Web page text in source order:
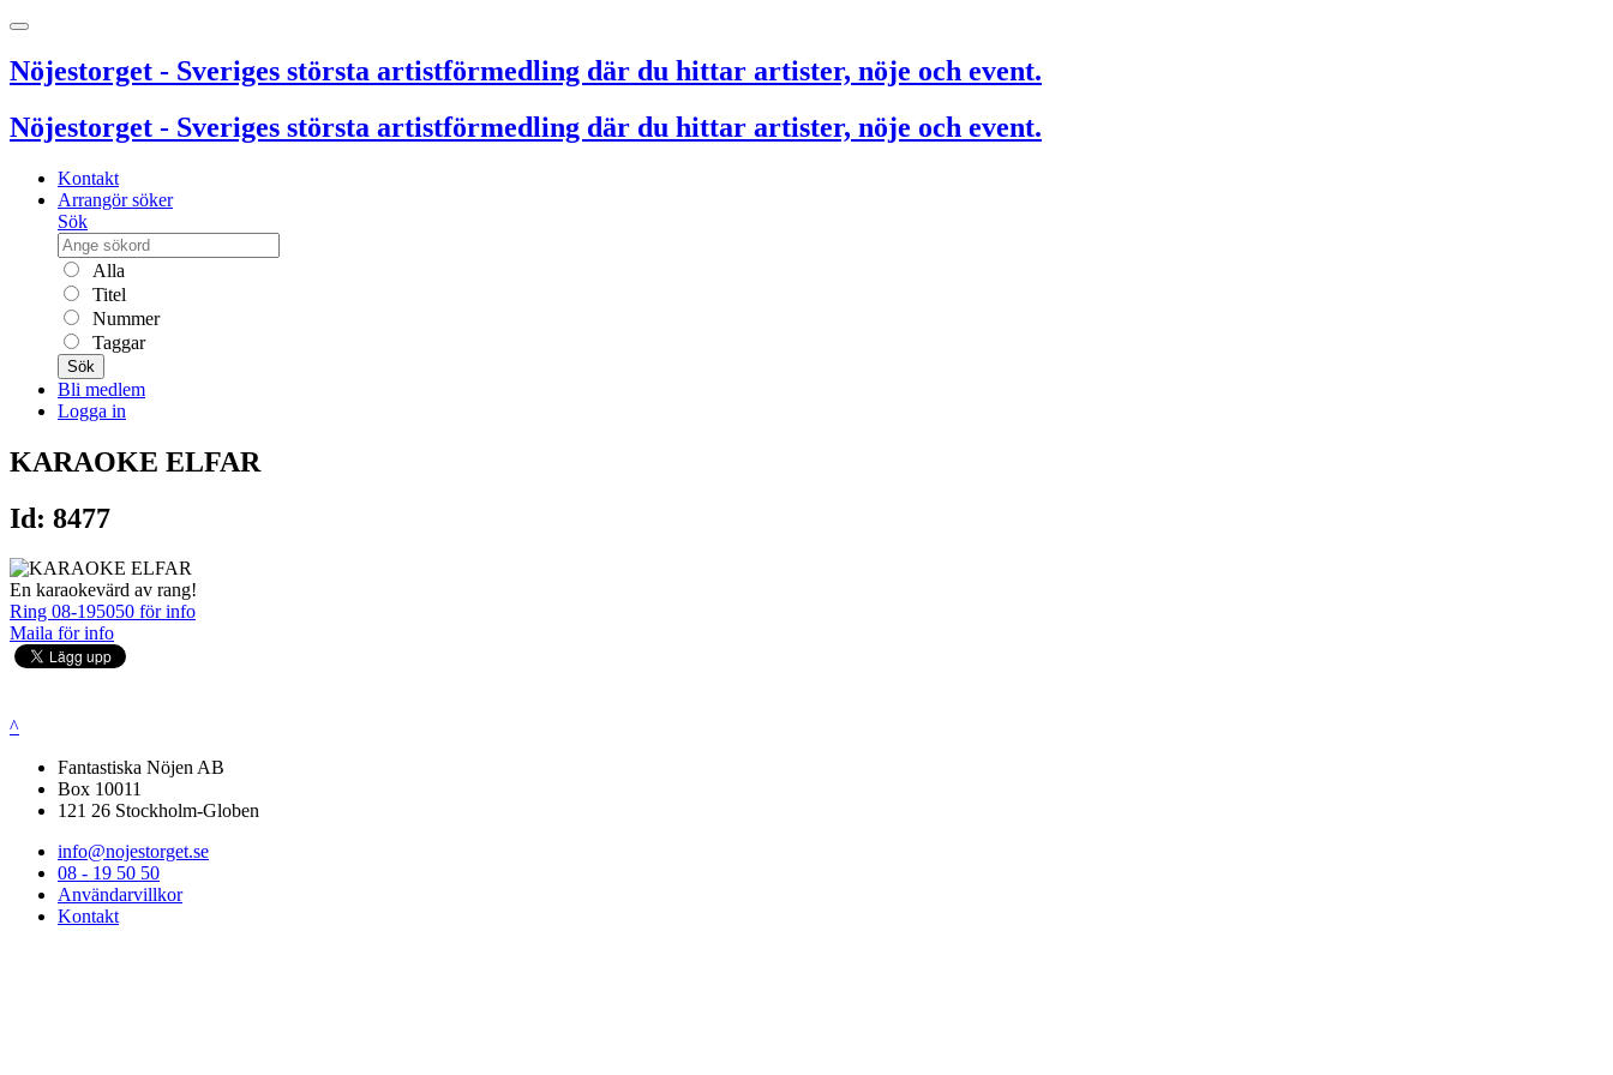
Nöjestorget - Sveriges största artistförmedling där du hittar artister, nöje och event.
Nöjestorget - Sveriges största artistförmedling där du hittar artister, nöje och event.
Kontakt
Arrangör söker
Sök
Alla
Titel
Nummer
Taggar
Sök
Bli medlem
Logga in
KARAOKE ELFAR
Id: 8477
En karaokevärd av rang!
Ring 08-195050 för info
Maila för info
^
Fantastiska Nöjen AB
Box 10011
121 26 Stockholm-Globen
info@nojestorget.se
08 - 19 50 50
Användarvillkor
Kontakt